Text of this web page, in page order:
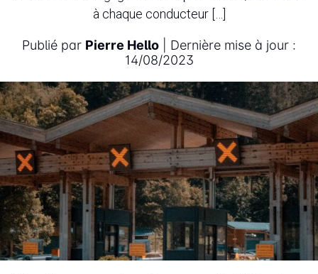
à chaque conducteur […]
Publié par Pierre Hello | Dernière mise à jour :
14/08/2023